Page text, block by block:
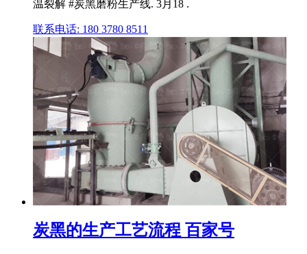
温裂解 #炭黑磨粉生产线. 3月18 .
联系电话: 180 3780 8511
炭黑的生产工艺流程 百家号